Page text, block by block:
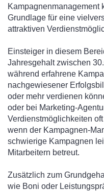
Kampagnenmanagement
Grundlage für eine
attraktiven
Einsteiger in diesem
Jahresgehalt zwischen
während erfahrene
nachgewiesener
oder mehr verdienen
oder bei Marketing-
Verdienstmöglichkeiten
wenn der Kampagnen-
schwierige Kampagnen
Mitarbeitern betreut.
Zusätzlich zum
wie Boni oder